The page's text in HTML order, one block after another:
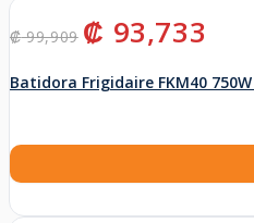
₡99,909
El
precio
era:
₡ 93,733
es:
Batidora Frigidaire FKM40 750W